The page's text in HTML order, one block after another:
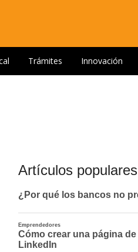
Trámites Innovación
Artículos populares